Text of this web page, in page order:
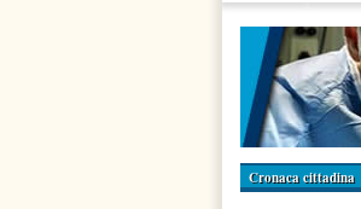
Cronaca cittadina